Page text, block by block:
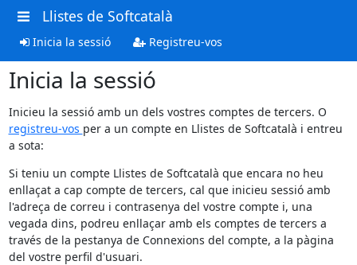
Llistes de Softcatalà
Inicia la sessió Registreu-vos
Inicia la sessió
Inicieu la sessió amb un dels vostres comptes de tercers. O
registreu-vos per a un compte en Llistes de Softcatalà i entreu
a sota:
Si teniu un compte Llistes de Softcatalà que encara no heu
enllaçat a cap compte de tercers, cal que inicieu sessió amb
l'adreça de correu i contrasenya del vostre compte i, una
vegada dins, podreu enllaçar amb els comptes de tercers a
través de la pestanya de Connexions del compte, a la pàgina
del vostre perfil d'usuari.